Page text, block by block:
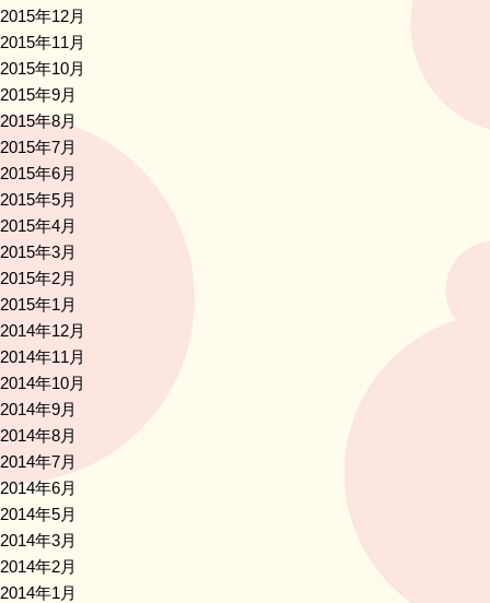
2015年12月
2015年11月
2015年10月
2015年9月
2015年8月
2015年7月
2015年6月
2015年5月
2015年4月
2015年3月
2015年2月
2015年1月
2014年12月
2014年11月
2014年10月
2014年9月
2014年8月
2014年7月
2014年6月
2014年5月
2014年3月
2014年2月
2014年1月